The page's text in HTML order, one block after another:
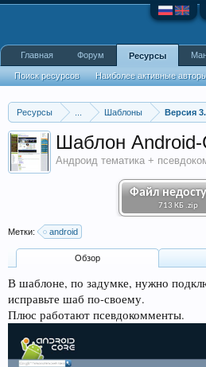
Ресурсы Шаблоны Версия
Файл
713 КБ .zip
Шаблон Android-
Андроид тематика +
Метки: android
Обзoр
В шаблоне, по задумке, нужно
исправьте шаб по-своему.
Плюс работают псевдокомменты.
Главная Форум Ресурсы
Поиск ресурсов Наиболее активные